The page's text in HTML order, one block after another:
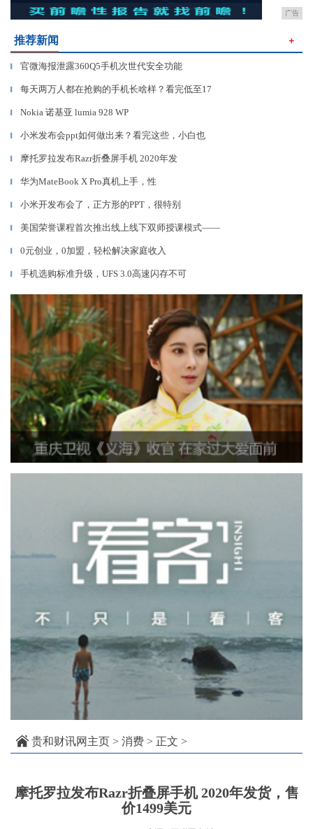
广告
推荐新闻 ＋
▎ 官微海报泄露360Q5手机次世代安全功能
▎ 每天两万人都在抢购的手机长啥样？看完低至17
▎ Nokia 诺基亚 lumia 928 WP
▎ 小米发布会ppt如何做出来？看完这些，小白也
▎ 摩托罗拉发布Razr折叠屏手机 2020年发
▎ 华为MateBook X Pro真机上手，性
▎ 小米开发布会了，正方形的PPT，很特别
▎ 美国荣誉课程首次推出线上线下双师授课模式——
▎ 0元创业，0加盟，轻松解决家庭收入
▎ 手机选购标准升级，UFS 3.0高速闪存不可
贵和财讯网主页 > 消费 > 正文 >
摩托罗拉发布Razr折叠屏手机 2020年发货，售
价1499美元